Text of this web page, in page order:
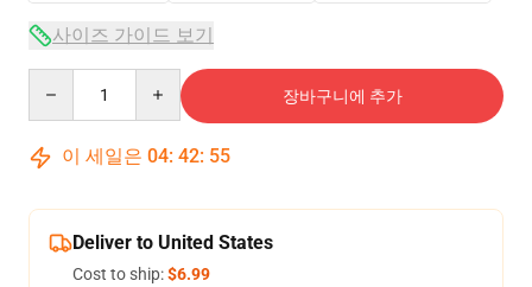
사이즈 가이드 보기
장바구니에 추가
이 세일은 04: 42: 54
Deliver to United States
Cost to ship:$6.99